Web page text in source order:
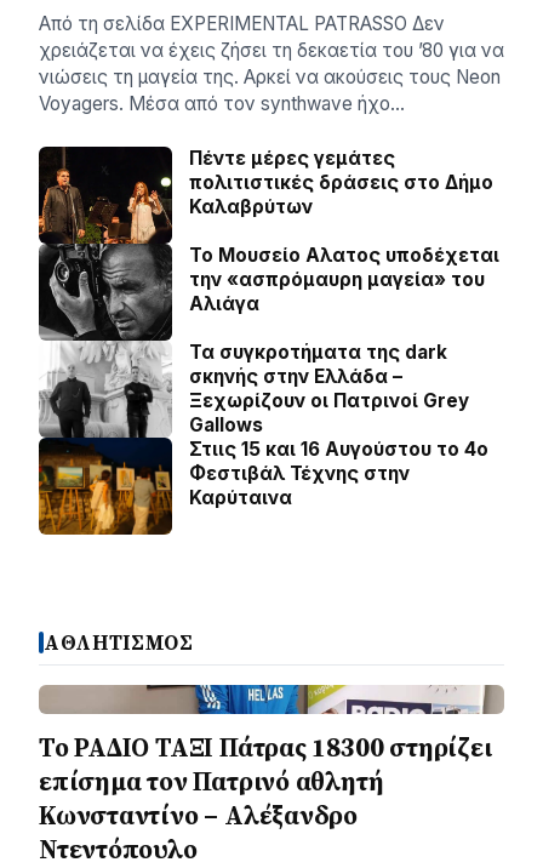
Aπό τη σελίδα ΕXPERIMENTAL PATRASSO Δεν
χρειάζεται να έχεις ζήσει τη δεκαετία του ’80 για να
νιώσεις τη μαγεία της. Αρκεί να ακούσεις τους Neon
Voyagers. Μέσα από τον synthwave ήχο…
Πέντε μέρες γεμάτες
πολιτιστικές δράσεις στο Δήμο
Καλαβρύτων
Το Μουσείο Αλατος υποδέχεται
την «ασπρόμαυρη μαγεία» του
Αλιάγα
Τα συγκροτήματα της dark
σκηνής στην Ελλάδα –
Ξεχωρίζουν οι Πατρινοί Grey
Gallows
Στιις 15 και 16 Αυγούστου το 4ο
Φεστιβάλ Τέχνης στην
Καρύταινα
ΑΘΛΗΤΙΣΜΟΣ
Το ΡΑΔΙΟ ΤΑΞΙ Πάτρας 18300 στηρίζει
επίσημα τον Πατρινό αθλητή
Κωνσταντίνο – Αλέξανδρο
Ντεντόπουλο